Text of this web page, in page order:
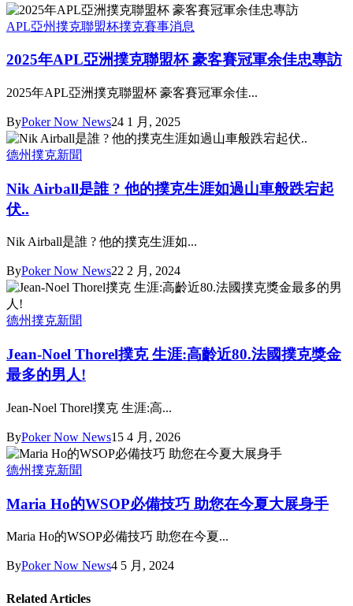
APL亞州撲克聯盟杯撲克賽事消息
2025年APL亞洲撲克聯盟杯 豪客賽冠軍余佳忠專訪
2025年APL亞洲撲克聯盟杯 豪客賽冠軍余佳...
ByPoker Now News24 1 月, 2025
德州撲克新聞
Nik Airball是誰 ? 他的撲克生涯如過山車般跌宕起
伏..
Nik Airball是誰 ? 他的撲克生涯如...
ByPoker Now News22 2 月, 2024
德州撲克新聞
Jean-Noel Thorel撲克 生涯:高齡近80.法國撲克獎金
最多的男人!
Jean-Noel Thorel撲克 生涯:高...
ByPoker Now News15 4 月, 2026
德州撲克新聞
Maria Ho的WSOP必備技巧 助您在今夏大展身手
Maria Ho的WSOP必備技巧 助您在今夏...
ByPoker Now News4 5 月, 2024
Related Articles